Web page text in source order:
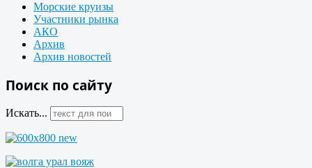
Морские круизы
Участники рынка
АКО
Архив
Архив новостей
Поиск по сайту
Искать...